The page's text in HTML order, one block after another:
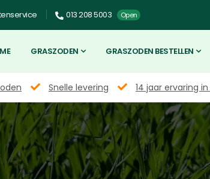
013 208 5003 Open
GRASZODEN GRASZODEN BESTELLEN
Snelle levering 14 jaar ervaring